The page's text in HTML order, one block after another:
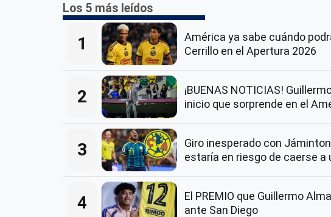
Los 5 más leídos
1
América ya sabe cuándo
Cerrillo en el Apertura 2026
2
¡BUENAS NOTICIAS!
inicio que sorprende en el
3
Giro inesperado con
estaría en riesgo de caerse a
4
El PREMIO que Guillermo
ante San Diego